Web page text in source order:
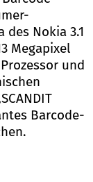
des Nokia 3.1
Megapixel
und
Barcode-